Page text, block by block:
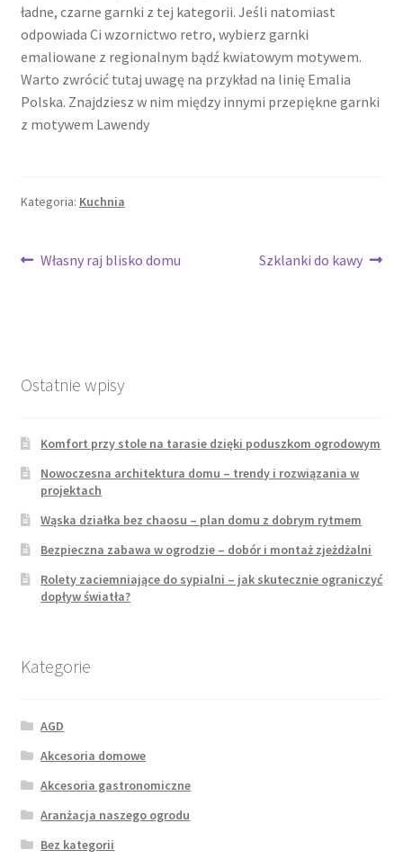
ładne, czarne garnki z tej kategorii. Jeśli natomiast
odpowiada Ci wzornictwo retro, wybierz garnki
emaliowane z regionalnym bądź kwiatowym motywem.
Warto zwrócić tutaj uwagę na przykład na linię Emalia
Polska. Znajdziesz w nim między innymi przepiękne garnki
z motywem Lawendy
Kategoria: Kuchnia
Nawigacja
Poprzedni
Własny raj blisko domu
Następny
Szklanki do kawy
Ostatnie wpisy
Komfort przy stole na tarasie dzięki poduszkom ogrodowym
Nowoczesna architektura domu – trendy i rozwiązania w
projektach
Wąska działka bez chaosu – plan domu z dobrym rytmem
Bezpieczna zabawa w ogrodzie – dobór i montaż zjeżdżalni
Rolety zaciemniające do sypialni – jak skutecznie ograniczyć
dopływ światła?
Kategorie
AGD
Akcesoria domowe
Akcesoria gastronomiczne
Aranżacja naszego ogrodu
Bez kategorii